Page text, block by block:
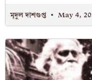
মৃদুল দাশগুপ্ত May 4,